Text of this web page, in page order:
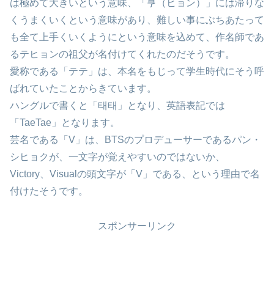
は極めて大きいという意味、「亨（ヒョン）」には滞りな
くうまくいくという意味があり、難しい事にぶちあたって
も全て上手くいくようにという意味を込めて、作名師であ
るテヒョンの祖父が名付けてくれたのだそうです。
愛称である「テテ」は、本名をもじって学生時代にそう呼
ばれていたことからきています。
ハングルで書くと「태태」となり、英語表記では
「TaeTae」となります。
芸名である「V」は、BTSのプロデューサーであるパン・
シヒョクが、一文字が覚えやすいのではないか、
Victory、Visualの頭文字が「V」である、という理由で名
付けたそうです。
スポンサーリンク